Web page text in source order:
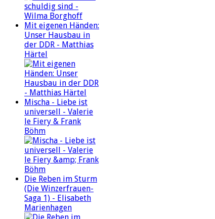
Mit eigenen Händen:
Unser Hausbau in
der DDR - Matthias
Härtel
Mischa - Liebe ist
universell - Valerie
le Fiery & Frank
Böhm
Die Reben im Sturm
(Die Winzerfrauen-
Saga 1) - Elisabeth
Marienhagen